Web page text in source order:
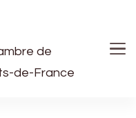
de
de-France